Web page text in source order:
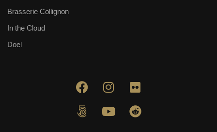
Brasserie Collignon
In the Cloud
Doel